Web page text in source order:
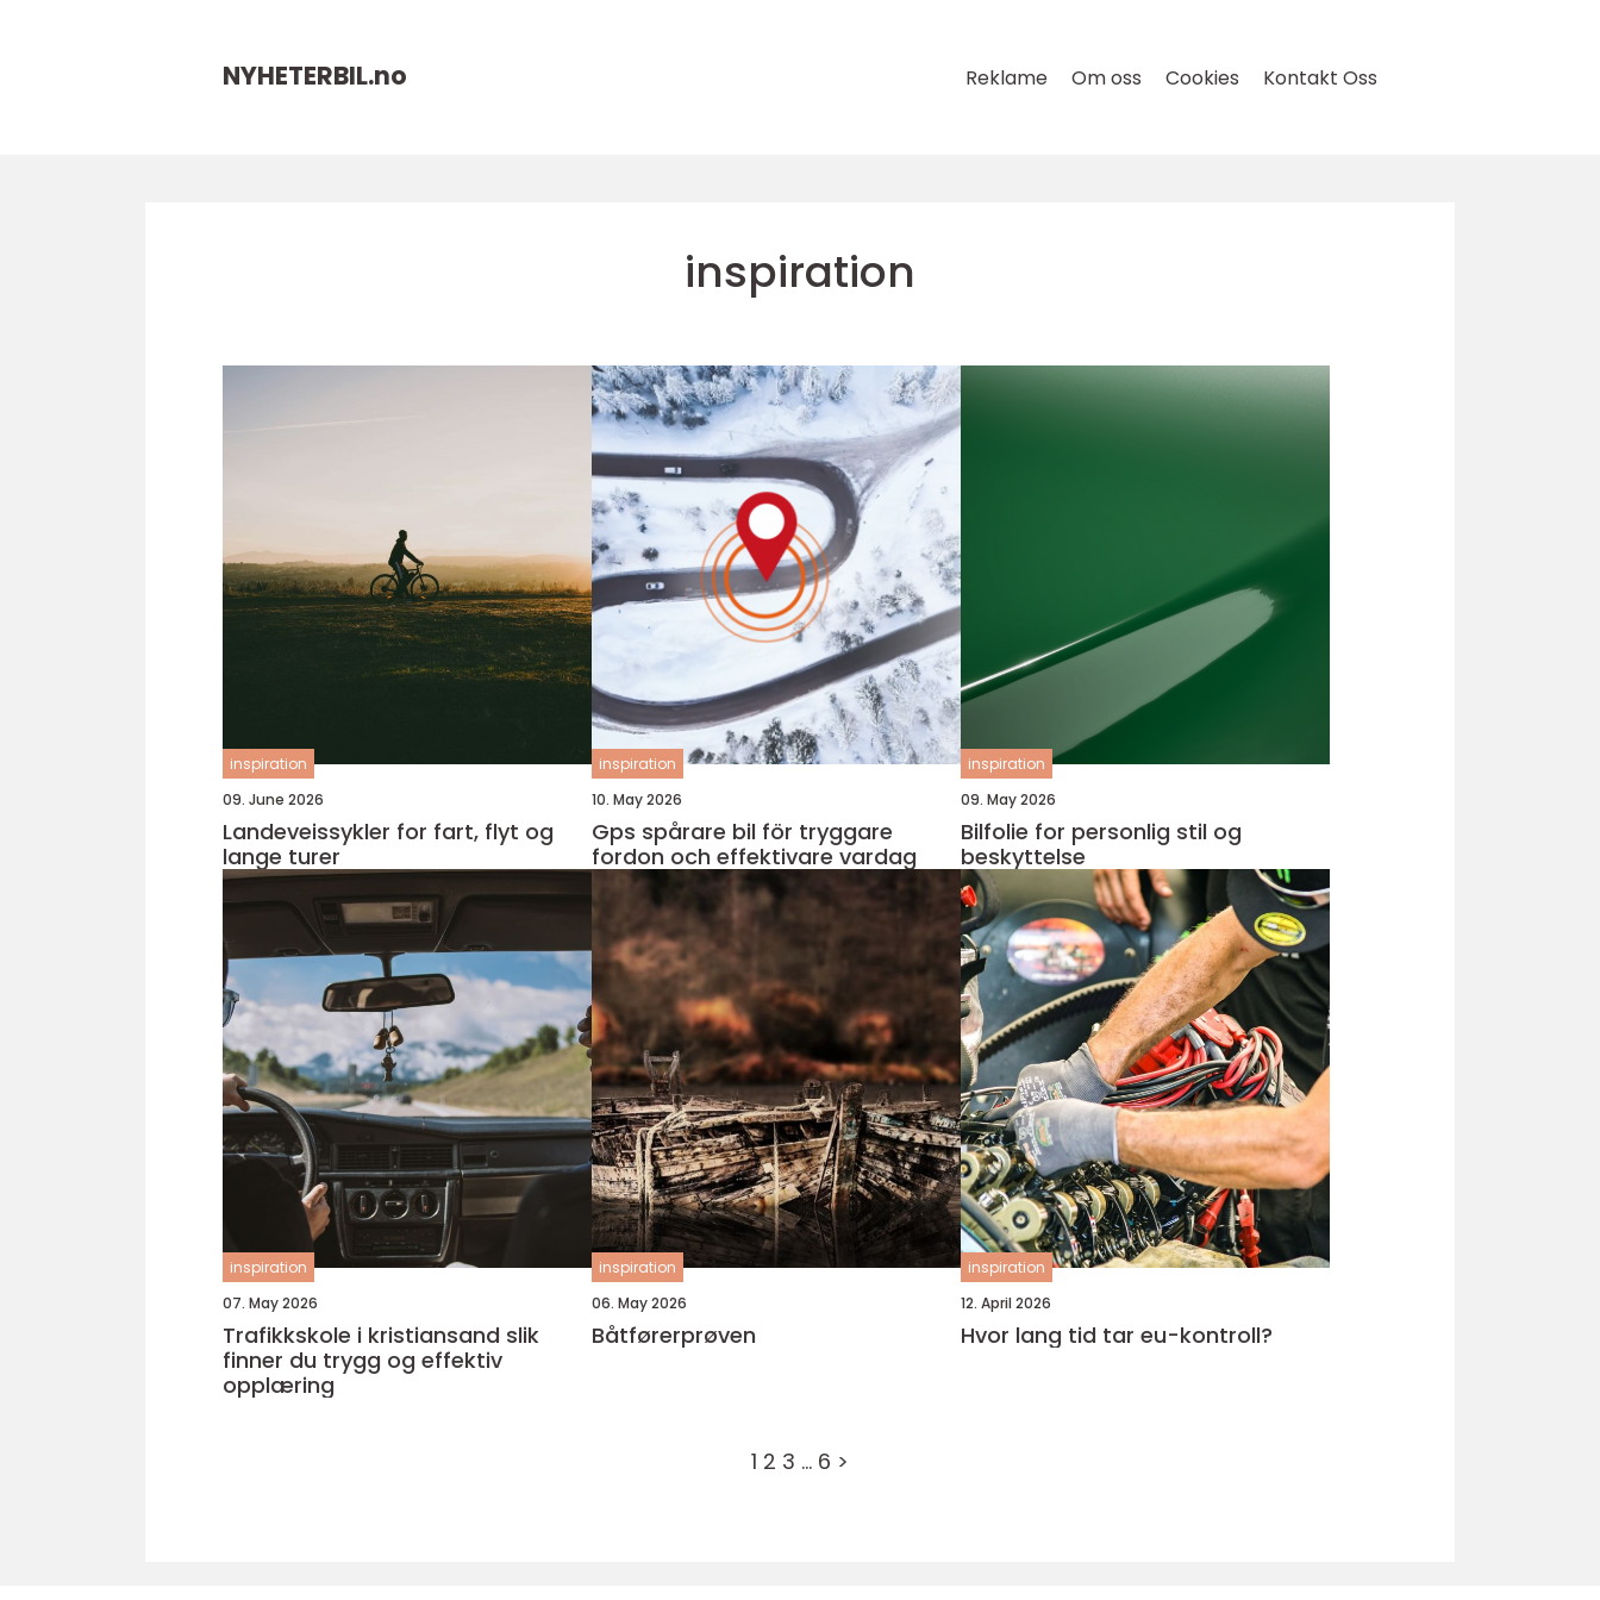
NYHETERBIL.no Reklame Om oss Cookies Kontakt Oss
inspiration
inspiration
09. June 2026
Landeveissykler for fart, flyt og
lange turer
inspiration
10. May 2026
Gps spårare bil för tryggare
fordon och effektivare vardag
inspiration
09. May 2026
Bilfolie for personlig stil og
beskyttelse
inspiration
07. May 2026
Trafikkskole i kristiansand slik
finner du trygg og effektiv
opplæring
inspiration
06. May 2026
Båtførerprøven
inspiration
12. April 2026
Hvor lang tid tar eu-kontroll?
1 2 3 … 6 >